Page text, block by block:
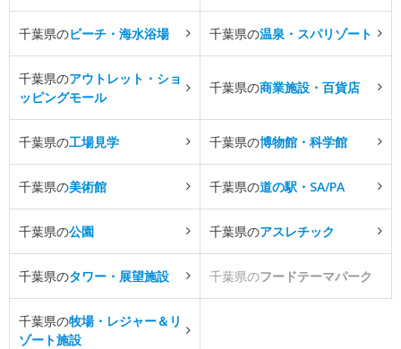
千葉県のビーチ・海水浴場 千葉県の温泉・スパリゾート
千葉県のアウトレット・ショ
ッピングモール
千葉県の商業施設・百貨店
千葉県の工場見学 千葉県の博物館・科学館
千葉県の美術館 千葉県の道の駅・SA/PA
千葉県の公園 千葉県のアスレチック
千葉県のタワー・展望施設 千葉県のフードテーマパーク
千葉県の牧場・レジャー＆リ
ゾート施設